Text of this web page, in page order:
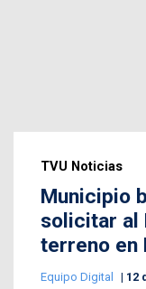
TVU Noticias
Municipio
solicitar al
terreno en
Equipo Digital 12